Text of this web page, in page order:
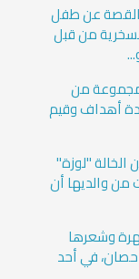
القصة عن طفل
من قبل
مجموعة من
أهداف وقيم
"لوزة"
من والديها أن
وشعرها
في أحد